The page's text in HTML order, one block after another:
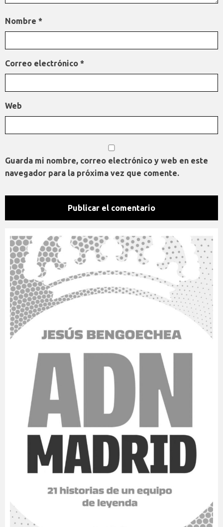
Nombre *
Correo electrónico *
Web
Guarda mi nombre, correo electrónico y web en este
navegador para la próxima vez que comente.